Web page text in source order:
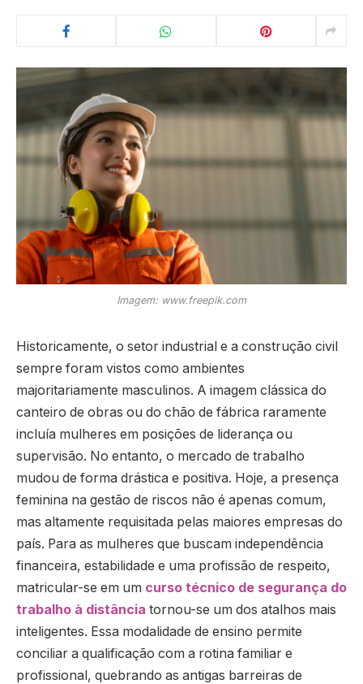
Imagem: www.freepik.com
Historicamente, o setor industrial e a construção civil
sempre foram vistos como ambientes
majoritariamente masculinos. A imagem clássica do
canteiro de obras ou do chão de fábrica raramente
incluía mulheres em posições de liderança ou
supervisão. No entanto, o mercado de trabalho
mudou de forma drástica e positiva. Hoje, a presença
feminina na gestão de riscos não é apenas comum,
mas altamente requisitada pelas maiores empresas do
país. Para as mulheres que buscam independência
financeira, estabilidade e uma profissão de respeito,
matricular-se em um curso técnico de segurança do
trabalho à distância tornou-se um dos atalhos mais
inteligentes. Essa modalidade de ensino permite
conciliar a qualificação com a rotina familiar e
profissional, quebrando as antigas barreiras de